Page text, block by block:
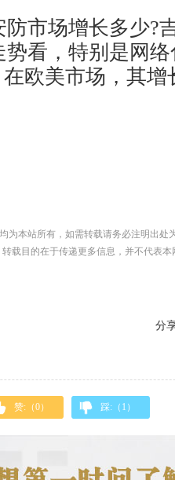
市场增长多少?
看，特别是网
欧美市场，其
为本站所有，如需转载请务必注明出处
载目的在于传递更多信息，并不代表
分
赞:（0） 踩:（ 1 ）